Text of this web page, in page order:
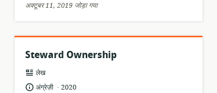
अक्टूबर 11, 2019 जोड़ा गया
Steward Ownership
संसाधन
प्रारूप:
लेख
भाषा:अंग्रेज़ी .
प्रकाशन
2020